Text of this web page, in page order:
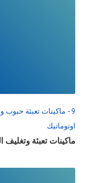
9 - ماكينات تعبئة
اوتوماتيك
ماكينات تعبئة وتغليف